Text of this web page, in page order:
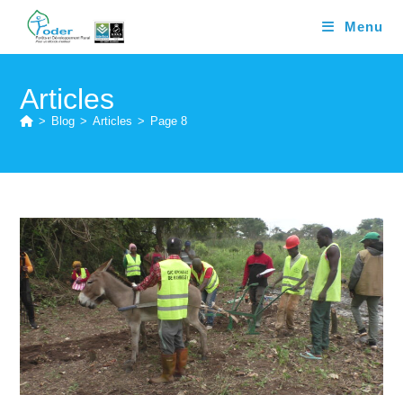
content
Menu
Articles
> Blog > Articles > Page 8